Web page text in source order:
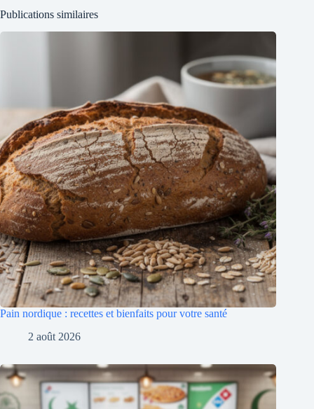
Publications similaires
Pain nordique : recettes et bienfaits pour votre santé
2 août 2026